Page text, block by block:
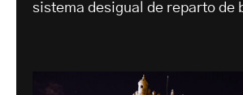
sistema desigual de reparto de